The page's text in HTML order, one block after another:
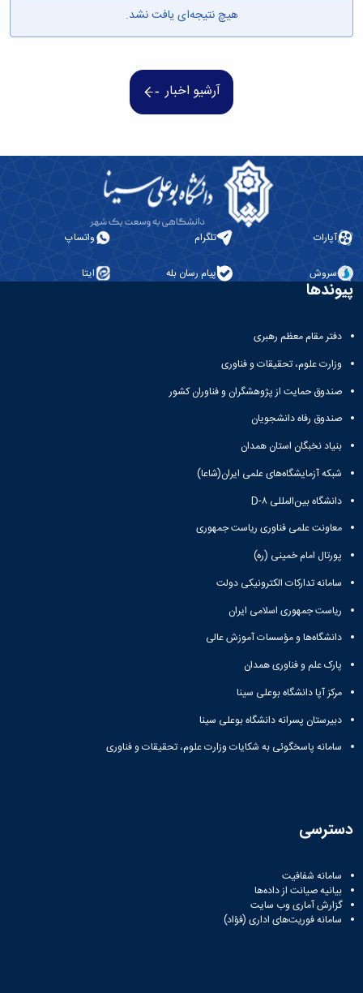
هیچ نتیجه‌ای یافت نشد.
آرشیو اخبار
آپارات تلگرام واتساپ
سروش پیام رسان بله ایتا
پیوندها
دفتر مقام معظم رهبری
وزارت علوم، تحقیقات و فناوری
صندوق حمایت از پژوهشگران و فناوران کشور
صندوق رفاه دانشجویان
بنیاد نخبگان استان همدان
شبکه آزمایشگاه‌های علمی ایران(شاعا)
دانشگاه بین‌المللی D-۸
معاونت علمی فناوری ریاست جمهوری
پورتال امام خمینی (ره)
سامانه تدارکات الکترونیکی دولت
ریاست جمهوری اسلامی ایران
دانشگاه‌ها و مؤسسات آموزش عالی
پارک علم و فناوری همدان
مرکز آپا دانشگاه بوعلی سینا
دبیرستان پسرانه دانشگاه بوعلی سینا
سامانه پاسخگوئی به شکایات وزارت علوم، تحقیقات و فناوری
دسترسی
سامانه شفافیت
بیانیه صیانت از داده‌ها
گزارش آماری وب‌ سایت
سامانه فوریت‌های اداری (فؤاد)